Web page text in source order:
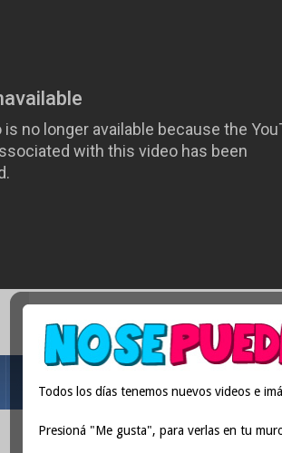
Todos los días tenemos nuevos videos e
Presioná "Me gusta", para verlas en tu